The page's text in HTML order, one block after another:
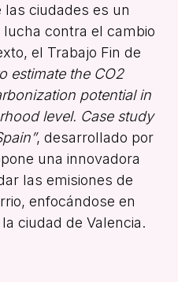
las ciudades es un
contra el cambio
el Trabajo Fin de
estimate the CO2
potential in
level. Case study
, desarrollado por
una innovadora
las emisiones de
enfocándose en
ciudad de Valencia.